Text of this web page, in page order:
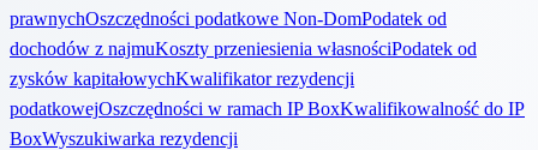
prawnychOszczędności podatkowe Non-DomPodatek od
dochodów z najmuKoszty przeniesienia własnościPodatek od
zysków kapitałowychKwalifikator rezydencji
podatkowejOszczędności w ramach IP BoxKwalifikowalność do IP
BoxWyszukiwarka rezydencji